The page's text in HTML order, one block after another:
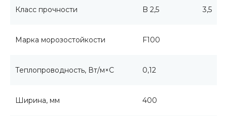
Класс прочности B 2,5 3,5
Марка морозостойкости F100
Теплопроводность, Вт/м×С 0,12
Ширина, мм 400